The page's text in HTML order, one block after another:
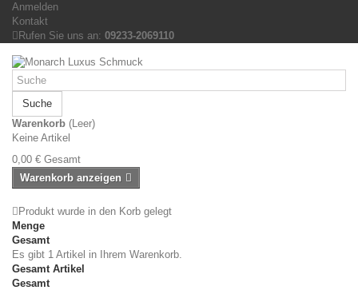
Anmelden
Kontakt
Rufen Sie uns an: 09233-2069110
Suche
Warenkorb (Leer)
Keine Artikel
0,00 € Gesamt
Warenkorb anzeigen
Produkt wurde in den Korb gelegt
Menge
Gesamt
Es gibt 1 Artikel in Ihrem Warenkorb.
Gesamt Artikel
Gesamt